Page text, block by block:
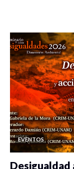
EVENTOS